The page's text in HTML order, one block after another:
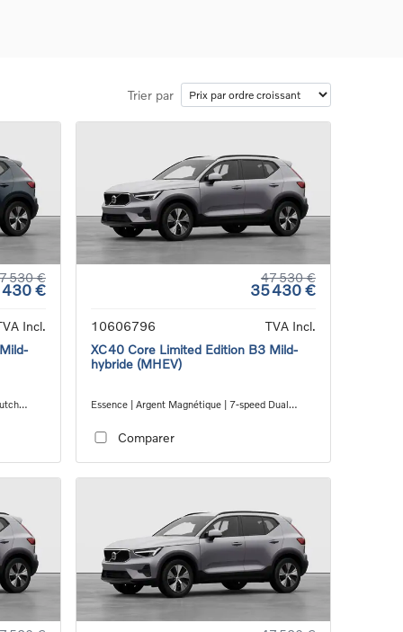
Trier par
530 €
430 €
Incl.
47 530 €
35 430 €
10606796
TVA Incl.
XC40 Core Limited Edition B3 Mild-
hybride (MHEV)
Essence | Argent Magnétique | 7-speed Dual
Comparer